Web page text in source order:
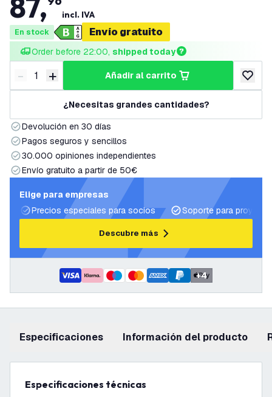
incl. IVA
En stock Envío gratuito
Order before 22:00, shipped today
Disminuir cantidad
- Aumentar cantidad
+ añadir al carrito
añadir
¿Necesitas grandes cantidades?
Devolución en 30 días
Pagos seguros y sencillos
30.000 opiniones independientes
Envío gratuito a partir de 50€
Elige para empresas
Precios especiales para socios
Soporte para
Descubre más
+4
Especificaciones información del producto
Especificaciones técnicas